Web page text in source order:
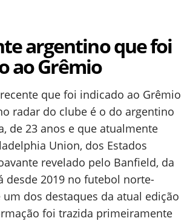
argentino que foi
ao Grêmio
que foi indicado ao Grêmio
radar do clube é o do argentino
de 23 anos e que atualmente
Union, dos Estados
revelado pelo Banfield, da
desde 2019 no futebol norte-
dos destaques da atual edição
foi trazida primeiramente